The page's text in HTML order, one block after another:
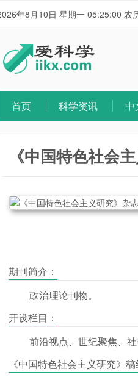
年8月10日 星期一 05:25:00 农
首页 科学资讯 中
《中国特色社会
期刊简介：
政治理论刊物。
开设栏目：
前沿视点、世纪聚焦、
《中国特色社会主义研究》稿